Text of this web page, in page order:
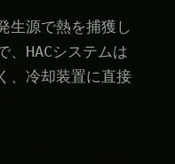
生源で熱を捕獲し
HACシステムは
、冷却装置に直接